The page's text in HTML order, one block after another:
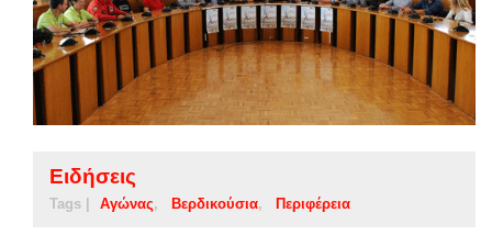
Ειδήσεις
Tags | Αγώνας Βερδικούσια Περιφέρεια